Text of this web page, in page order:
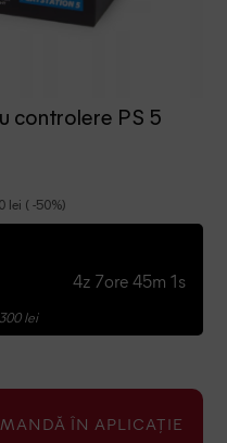
controlere PS 5
lei ( -50%)
4z 7ore 45m 1s
lei
ÎN APLICAȚIE